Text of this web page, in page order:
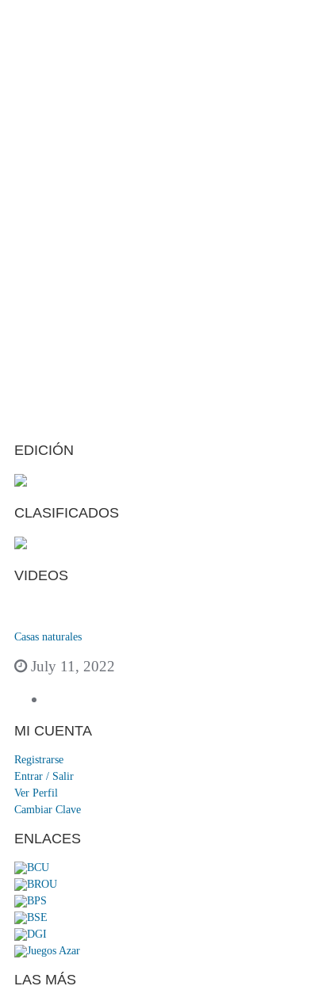
EDICIÓN
CLASIFICADOS
VIDEOS
Casas naturales
July 11, 2022
MI CUENTA
Registrarse
Entrar / Salir
Ver Perfil
Cambiar Clave
ENLACES
LAS MÁS